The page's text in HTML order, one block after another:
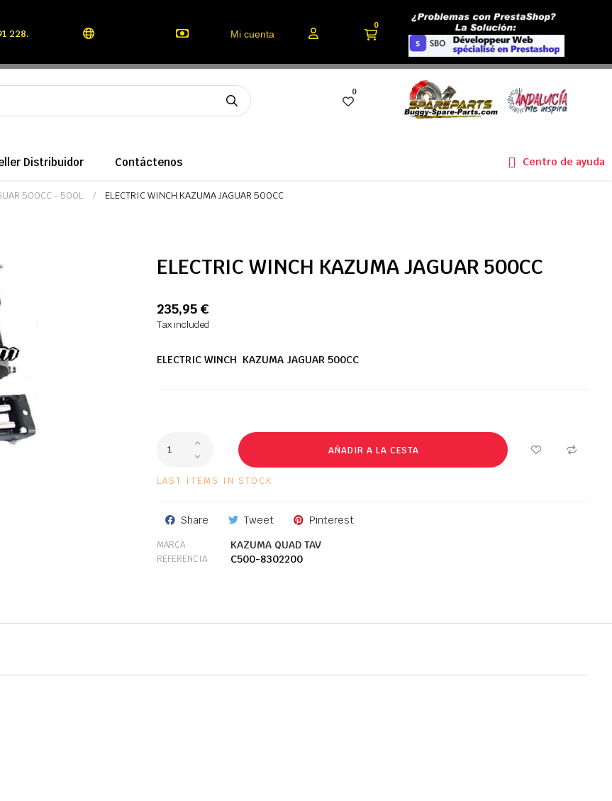
228. Mi cuenta
0
0
Distribuidor Contáctenos Centro de ayuda
500CC - 500L ELECTRIC WINCH KAZUMA JAGUAR 500CC
ELECTRIC WINCH KAZUMA JAGUAR 500CC
235,95 €
Tax included
ELECTRIC WINCH KAZUMA JAGUAR 500CC
AÑADIR A LA CESTA
LAST ITEMS IN STOCK
Share Tweet Pinterest
MARCA KAZUMA QUAD TAV
REFERENCIA C500-8302200